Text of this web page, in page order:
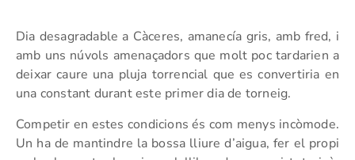
Dia desagradable a Càceres, amanecía gris, amb fred, i
amb uns núvols amenaçadors que molt poc tardarien a
deixar caure una pluja torrencial que es convertiria en
una constant durant este primer dia de torneig.
Competir en estes condicions és com menys incòmode.
Un ha de mantindre la bossa lliure d’aigua, fer el propi